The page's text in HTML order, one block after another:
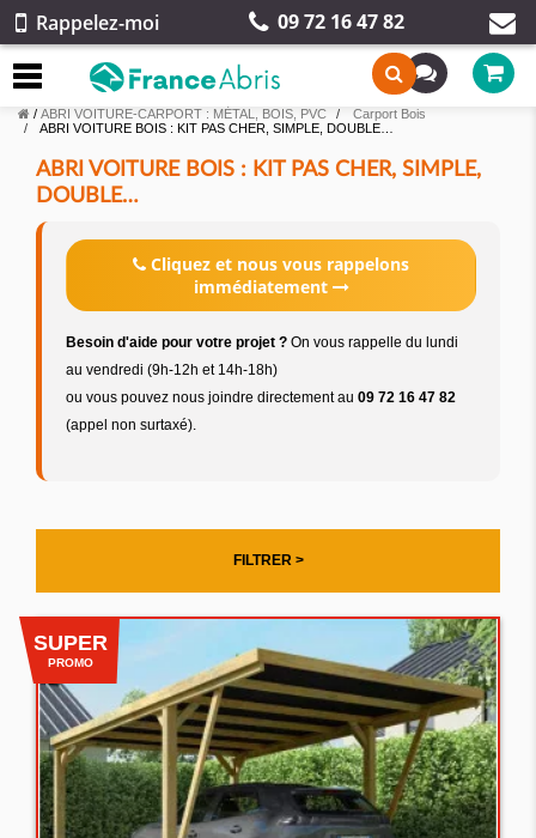
Rappelez-moi 09 72 16 47 82
/ ABRI VOITURE-CARPORT : MÉTAL, BOIS, PVC
Carport Bois
ABRI VOITURE BOIS : KIT PAS CHER, SIMPLE, DOUBLE…
ABRI VOITURE BOIS : KIT PAS CHER, SIMPLE,
DOUBLE…
Cliquez et nous vous rappelons
immédiatement
Besoin d'aide pour votre projet ? On vous rappelle du lundi
au vendredi (9h-12h et 14h-18h)
ou vous pouvez nous joindre directement au 09 72 16 47 82
(appel non surtaxé).
FILTRER >
SUPER
PROMO